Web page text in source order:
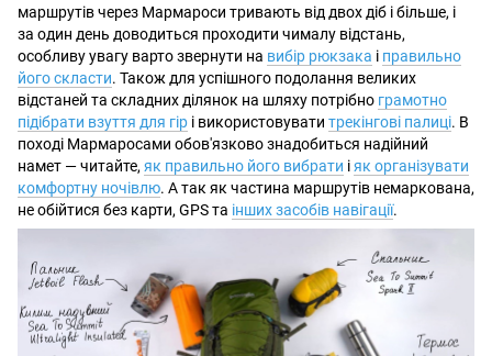
маршрутів через Мармароси тривають від двох діб і більше, і
за один день доводиться проходити чималу відстань,
особливу увагу варто звернути на вибір рюкзака і правильно
його скласти. Також для успішного подолання великих
відстаней та складних ділянок на шляху потрібно грамотно
підібрати взуття для гір і використовувати трекінгові палиці. В
поході Мармаросами обов'язково знадобиться надійний
намет — читайте, як правильно його вибрати іяк організувати
комфортну ночівлю. А так як частина маршрутів немаркована,
не обійтися без карти, GPS та інших засобів навігації.